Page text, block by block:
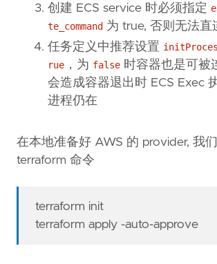
locals
{
ecs_assume_role_policy
创建 ECS service 时必须指定
te_command 为 true, 否则无法直
任务定义中推荐设置
rue ，为 false 时容器也是可被
会造成容器退出时 ECS Exec
进程仍在
在本地准备好 AWS 的 provider, 我
terraform 命令
terraform init
terraform apply -auto-approve